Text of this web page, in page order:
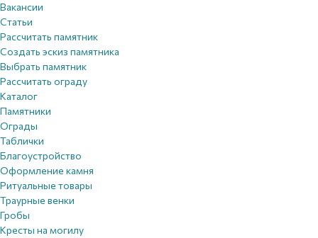
Вакансии
Статьи
Рассчитать памятник
Создать эскиз памятника
Выбрать памятник
Рассчитать ограду
Каталог
Памятники
Ограды
Таблички
Благоустройствo
Оформление камня
Ритуальные товары
Траурные венки
Гробы
Кресты на могилу